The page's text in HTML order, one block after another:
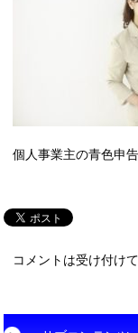
個人事業主の青色申
コメントは受け付け